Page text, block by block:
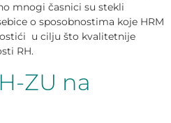
mnogi časnici su stekli
o sposobnostima koje HRM
u cilju što kvalitetnije
RH.
ZU na